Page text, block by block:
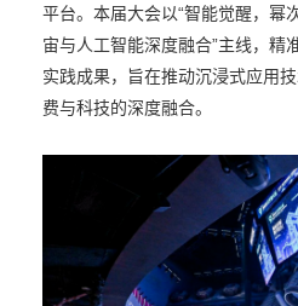
平台。本届大会以“智能觉醒，幂
宙与人工智能深度融合”主线，精
实践成果，旨在推动沉浸式应用
费与科技的深度融合。